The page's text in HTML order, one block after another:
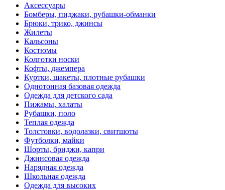
Аксессуары
Бомберы, пиджаки, рубашки-обманки
Брюки, трико, джинсы
Жилеты
Кальсоны
Костюмы
Колготки носки
Кофты, джемпера
Куртки, шакеты, плотные рубашки
Однотонная базовая одежда
Одежда для детского сада
Пижамы, халаты
Рубашки, поло
Теплая одежда
Толстовки, водолазки, свитшоты
Футболки, майки
Шорты, бриджи, капри
Джинсовая одежда
Нарядная одежда
Школьная одежда
Одежда для высоких